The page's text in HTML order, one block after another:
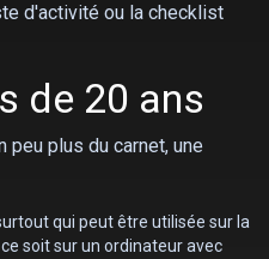
d'activité ou la checklist
de 20 ans
peu plus du carnet, une
qui peut être utilisée sur la
soit sur un ordinateur avec